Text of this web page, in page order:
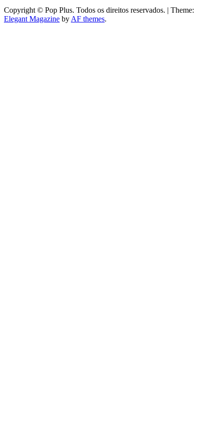
Copyright © Pop Plus. Todos os direitos reservados. | Theme:
Elegant Magazine by AF themes.